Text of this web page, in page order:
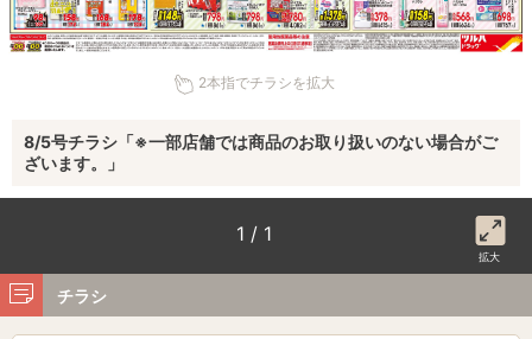
2本指でチラシを拡大
8/5号チラシ「※一部店舗では商品のお取り扱いのない場合がご
ざいます。」
1 / 1
拡大
チラシ